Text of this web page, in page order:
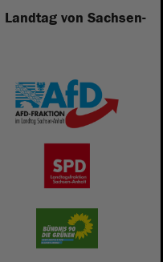
von Sachsen-